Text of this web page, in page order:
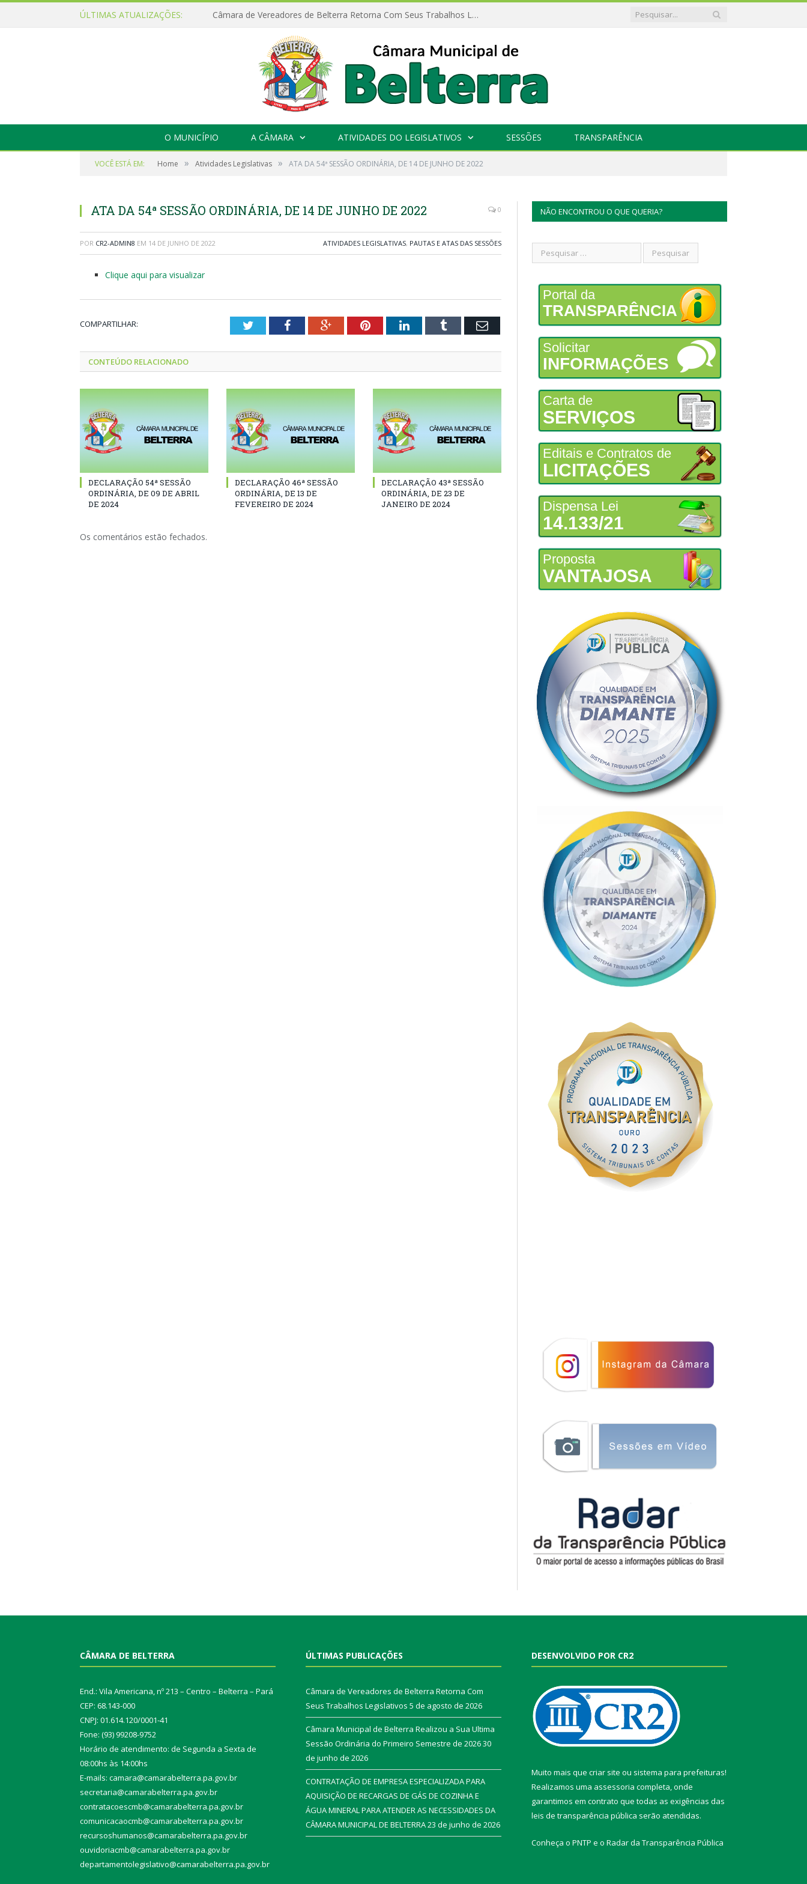
ÚLTIMAS ATUALIZAÇÕES: Câmara de Vereadores de Belterra Retorna Com Seus Trabalhos Legislativos
O MUNICÍPIO A CÂMARA ATIVIDADES DO LEGISLATIVOS SESSÕES TRANSPARÊNCIA
VOCÊ ESTÁ EM: Home » Atividades Legislativas » ATA DA 54ª SESSÃO ORDINÁRIA, DE 14 DE JUNHO DE 2022
ATA DA 54ª SESSÃO ORDINÁRIA, DE 14 DE JUNHO DE 2022 0
POR CR2-ADMIN8 EM 14 DE JUNHO DE 2022 ATIVIDADES LEGISLATIVAS, PAUTAS E ATAS DAS SESSÕES
Clique aqui para visualizar
COMPARTILHAR: TwitterFacebookGoogle+PinterestLinkedInTumblr Email
CONTEÚDO RELACIONADO
DECLARAÇÃO 54ª SESSÃO
ORDINÁRIA, DE 09 DE ABRIL
DE 2024
DECLARAÇÃO 46ª SESSÃO
ORDINÁRIA, DE 13 DE
FEVEREIRO DE 2024
DECLARAÇÃO 43ª SESSÃO
ORDINÁRIA, DE 23 DE
JANEIRO DE 2024
Os comentários estão fechados.
NÃO ENCONTROU O QUE QUERIA?
Portal da
TRANSPARÊNCIA
Solicitar
INFORMAÇÕES
Carta de
SERVIÇOS
Editais e Contratos de
LICITAÇÕES
Dispensa Lei
14.133/21
Proposta
VANTAJOSA
CÂMARA DE BELTERRA
End.: Vila Americana, nº 213 – Centro – Belterra – Pará
CEP: 68.143-000
CNPJ: 01.614.120/0001-41
Fone: (93) 99208-9752
Horário de atendimento: de Segunda a Sexta de
08:00hs às 14:00hs
E-mails: camara@camarabelterra.pa.gov.br
secretaria@camarabelterra.pa.gov.br
contratacoescmb@camarabelterra.pa.gov.br
comunicacaocmb@camarabelterra.pa.gov.br
recursoshumanos@camarabelterra.pa.gov.br
ouvidoriacmb@camarabelterra.pa.gov.br
departamentolegislativo@camarabelterra.pa.gov.br
ÚLTIMAS PUBLICAÇÕES
Câmara de Vereadores de Belterra Retorna Com
Seus Trabalhos Legislativos 5 de agosto de 2026
Câmara Municipal de Belterra Realizou a Sua Ultima
Sessão Ordinária do Primeiro Semestre de 202630
de junho de 2026
CONTRATAÇÃO DE EMPRESA ESPECIALIZADA PARA
AQUISIÇÃO DE RECARGAS DE GÁS DE COZINHA E
ÁGUA MINERAL PARA ATENDER AS NECESSIDADES DA
CÂMARA MUNICIPAL DE BELTERRA23 de junho de 2026
DESENVOLVIDO POR CR2
Muito mais que criar site ou sistema para prefeituras!
Realizamos uma assessoria completa, onde
garantimos em contrato que todas as exigências das
leis de transparência pública serão atendidas.
Conheça o PNTP e o Radar da Transparência Pública